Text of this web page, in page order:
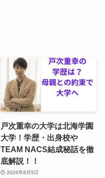
戸次重幸の大学は北海学園
大学！学歴・出身校や
TEAM NACS結成秘話を徹
底解説！！
2026年8月5日